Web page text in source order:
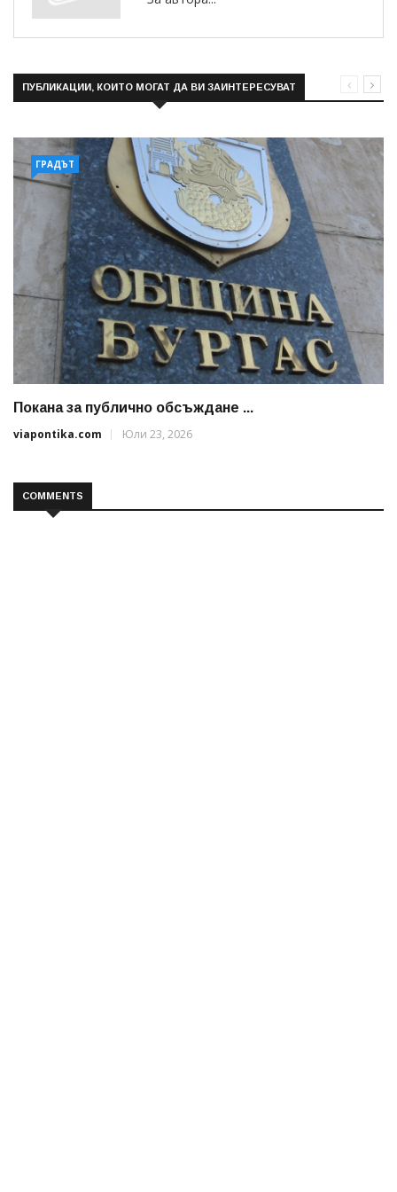
ПУБЛИКАЦИИ, КОИТО МОГАТ ДА ВИ ЗАИНТЕРЕСУВАТ
ГРАДЪТ
Покана за публично обсъждане ...
viapontika.com
Юли 23, 2026
COMMENTS